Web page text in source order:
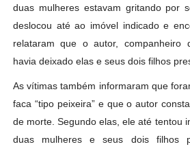
duas mulheres estavam gritando por
deslocou até ao imóvel indicado e
relataram que o autor, companheiro
havia deixado elas e seus dois filhos
As vítimas também informaram que
faca “tipo peixeira” e que o autor
de morte. Segundo elas, ele até tentou
duas mulheres e seus dois filhos